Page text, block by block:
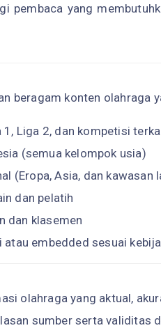
pembaca yang
beragam konten olahraga
Liga 2, dan kompetisi
(semua kelompok usia)
(Eropa, Asia, dan kawasan
dan pelatih
dan klasemen
atau embedded sesuai
olahraga yang aktual,
sumber serta validitas